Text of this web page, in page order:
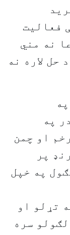
فعالیت
نه مني
حل لاره نه
په
او چمن
پر
په خپل
تړلو او
سره